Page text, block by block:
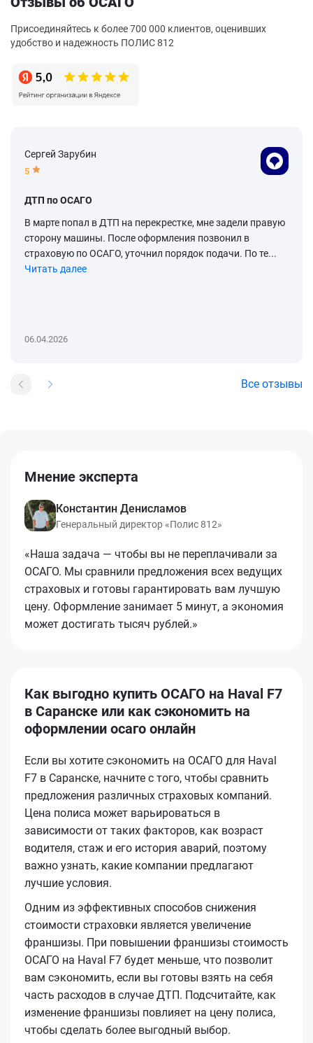
Присоединяйтесь к более 700 000 клиентов, оценивших
удобство и надежность ПОЛИС 812
Сергей Зарубин
5
ДТП по ОСАГО
В марте попал в ДТП на перекрестке, мне задели правую
сторону машины. После оформления позвонил в
страховую по ОСАГО, уточнил порядок подачи. По те...
Читать далее
06.04.2026
Все отзывы
Мнение эксперта
Константин Денисламов
Генеральный директор «Полис 812»
«Наша задача — чтобы вы не переплачивали за
ОСАГО. Мы сравнили предложения всех ведущих
страховых и готовы гарантировать вам лучшую
цену. Оформление занимает 5 минут, а экономия
может достигать тысяч рублей.»
Как выгодно купить ОСАГО на Haval F7
в Саранске или как сэкономить на
оформлении осаго онлайн
Если вы хотите сэкономить на ОСАГО для Haval
F7 в Саранске, начните с того, чтобы сравнить
предложения различных страховых компаний.
Цена полиса может варьироваться в
зависимости от таких факторов, как возраст
водителя, стаж и его история аварий, поэтому
важно узнать, какие компании предлагают
лучшие условия.
Одним из эффективных способов снижения
стоимости страховки является увеличение
франшизы. При повышении франшизы стоимость
ОСАГО на Haval F7 будет меньше, что позволит
вам сэкономить, если вы готовы взять на себя
часть расходов в случае ДТП. Подсчитайте, как
изменение франшизы повлияет на цену полиса,
чтобы сделать более выгодный выбор.